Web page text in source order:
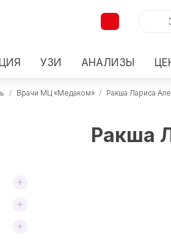
УЗИ АНАЛИЗЫ
/ Врачи МЦ «Медаком» / Ракша Лариса
Ракша